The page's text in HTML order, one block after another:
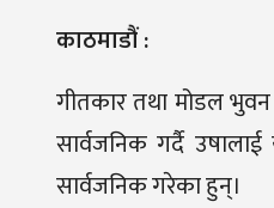
काठमाडौं :
गीतकार तथा मोडल भुवन
सार्वजनिक गर्दै
सार्वजनिक गरेका हुन्।